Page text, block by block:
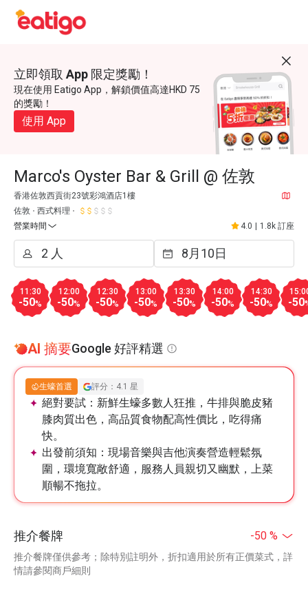
立即領取 App 限定獎勵！
現在使用 Eatigo App，解鎖價值高達HKD 75
的獎勵！
使用 App
Marco's Oyster Bar & Grill @ 佐敦
香港佐敦西貢街23號彩鴻酒店1樓
佐敦
西式料理
營業時間
4.0 1.8k 訂座
11:30
-50%
12:00
-50%
12:30
-50%
13:00
-50%
13:30
-50%
14:00
-50%
14:30
-50% -50
AI 摘要Google 好評精選
生蠔首選 評分：4.1 星
絕對要試： 新鮮生蠔多數人狂推，牛排與脆皮豬
膝肉質出色，高品質食物配高性價比，吃得痛
快。
出發前須知： 現場音樂與吉他演奏營造輕鬆氛
圍，環境寬敞舒適，服務人員親切又幽默，上菜
順暢不拖拉。
推介餐牌 -50 %
推介餐牌僅供參考；除特別註明外，折扣適用於所有正價菜式，詳
情請參閱商戶細則